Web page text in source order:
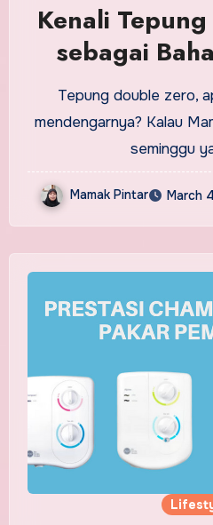
Kenali
sebagai
Tepung double zero,
mendengarnya? Kalau
seminggu
Mamak Pintar March